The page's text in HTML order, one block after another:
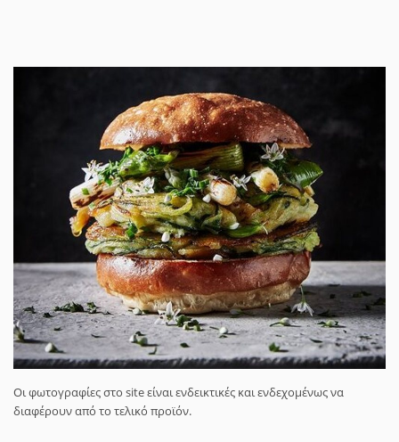
Οι φωτογραφίες στο site είναι ενδεικτικές και ενδεχομένως να
διαφέρουν από το τελικό προϊόν.